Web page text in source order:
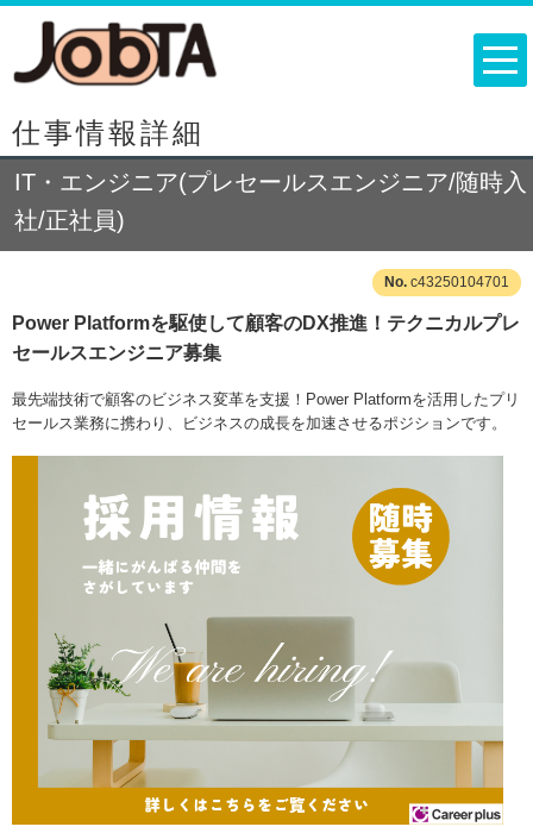
仕事情報詳細
IT・エンジニア(プレセールスエンジニア/随時入
社/正社員)
c43250104701
Power Platformを駆使して顧客のDX推進！テクニカルプレ
セールスエンジニア募集
最先端技術で顧客のビジネス変革を支援！Power Platformを活用したプリ
セールス業務に携わり、ビジネスの成長を加速させるポジションです。